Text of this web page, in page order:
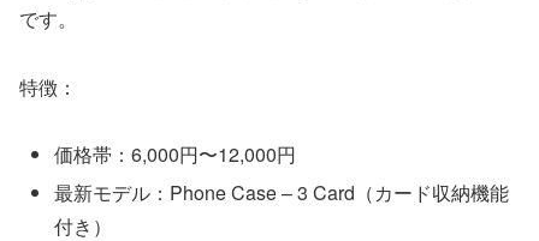
です。
特徴：
価格帯：6,000円〜12,000円
最新モデル：Phone Case – 3 Card（カード収納機能
付き）